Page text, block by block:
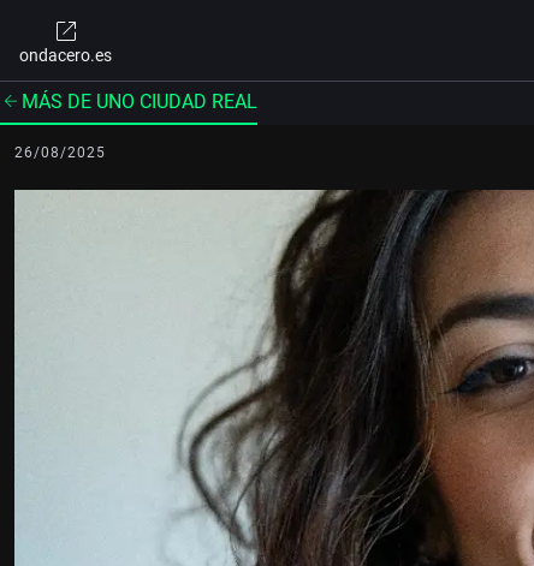
ondacero.es
MÁS DE UNO CIUDAD REAL
26/08/2025